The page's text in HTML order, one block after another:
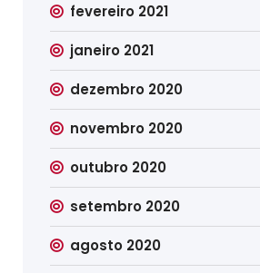
fevereiro 2021
janeiro 2021
dezembro 2020
novembro 2020
outubro 2020
setembro 2020
agosto 2020